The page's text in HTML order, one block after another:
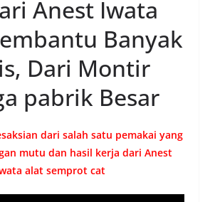
Anest Iwata
Banyak
Dari Montir
pabrik Besar
dari salah satu pemakai yang
mutu dan hasil kerja dari Anest
alat semprot cat